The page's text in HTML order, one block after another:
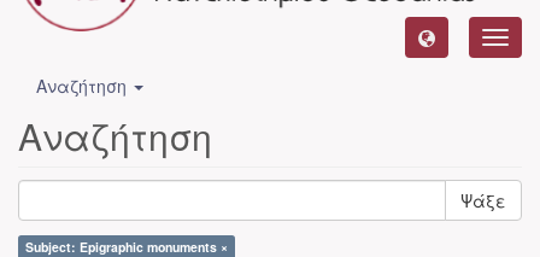
Αναζήτηση
Αναζήτηση
Ψάξε
Subject: Epigraphic monuments ×